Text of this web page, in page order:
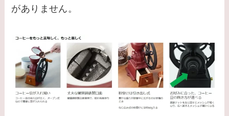
がありません。